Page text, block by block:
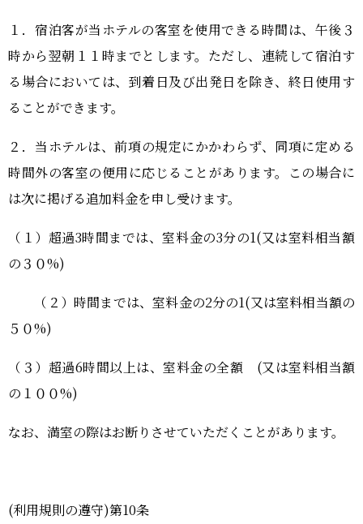
１．宿泊客が当ホテルの客室を使用できる時間は、午後３
時から翌朝１１時までとします。ただし、連続して宿泊す
る場合においては、到着日及び出発日を除き、終日使用す
ることができます。
２．当ホテルは、前項の規定にかかわらず、同項に定める
時間外の客室の便用に応じることがあります。この場合に
は次に掲げる追加料金を申し受けます。
（１）超過3時間までは、室料金の3分の1(又は室料相当額
の３０%)
（２）時間までは、室料金の2分の1(又は室料相当額の
５０%)
（３）超過6時間以上は、室料金の全額 (又は室料相当額
の１００%)
なお、満室の際はお断りさせていただくことがあります。
(利用規則の遵守)第10条